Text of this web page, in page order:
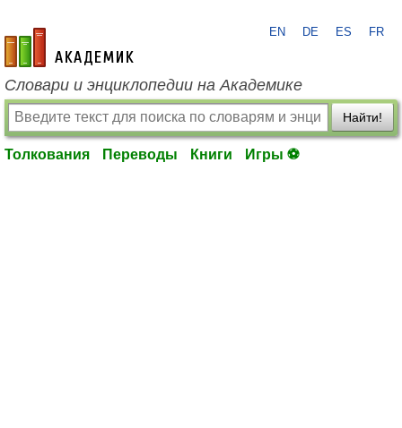
academic.ru
EN DE ES FR
Словари и энциклопедии на Академике
Найти!
Толкования Переводы Книги Игры ⚽